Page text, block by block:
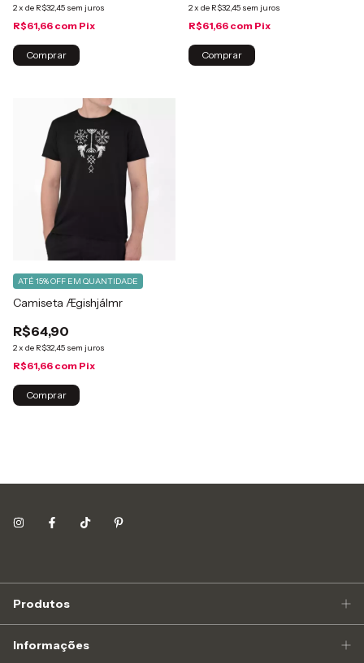
2x de R$32,45 sem juros
R$61,66 com Pix
Comprar
2x de R$32,45 sem juros
R$61,66 com Pix
Comprar
Camiseta Ægishjálmr
R$64,90
2x de R$32,45 sem juros
ATÉ 15% OFF EM QUANTIDADE
R$61,66 com Pix
Comprar
Produtos
Informações